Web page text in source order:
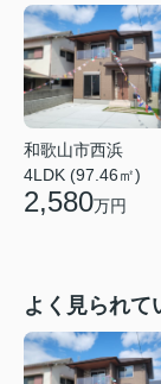
和歌山市西浜
4LDK (97.46㎡)
2,580万円
よく見られて